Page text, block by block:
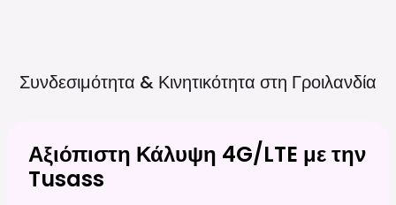
Συνδεσιμότητα & Κινητικότητα στη Γροιλανδία
Αξιόπιστη Κάλυψη 4G/LTE με την
Tusass